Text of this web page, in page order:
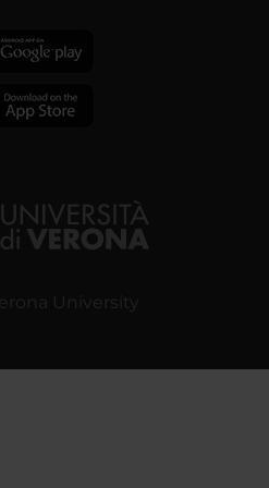
University